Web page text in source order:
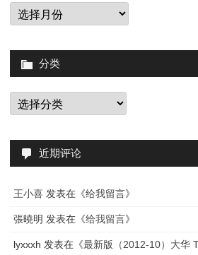
归
档
分类
分
类
近期评论
王小喜 发表在《给我留言》
張曉明 发表在《给我留言》
lyxxxh 发表在《最新版（2012-10）大华